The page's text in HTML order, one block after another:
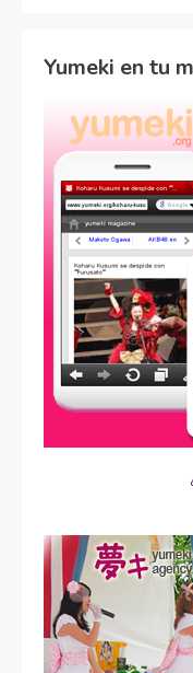
Yumeki en tu